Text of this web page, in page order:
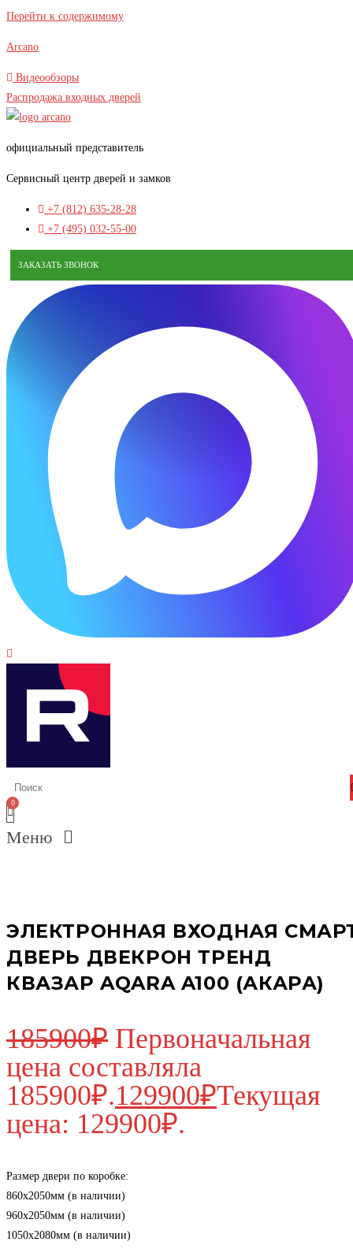
Перейти к содержимому
Arcano
Видеообзоры
Распродажа входных дверей
официальный представитель
Сервисный центр дверей и замков
+7 (812) 635-28-28
+7 (495) 032-55-00
ЗАКАЗАТЬ ЗВОНОК
Меню
ЭЛЕКТРОННАЯ ВХОДНАЯ
ДВЕРЬ ДВЕКРОН ТРЕНД
КВАЗАР AQARA A100 (АКАРА)
185900₽ Первоначальная
цена составляла
185900₽.129900₽Текущая
цена: 129900₽.
Размер двери по коробке:
860х2050мм (в наличии)
960х2050мм (в наличии)
1050х2080мм (в наличии)